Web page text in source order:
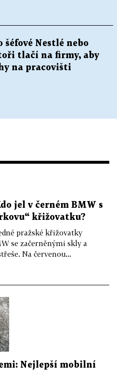
Nestlé nebo
tlačí na firmy, aby
na pracovišti
jel v černém BMW s
křižovatku?
pražské křižovatky
se začerněnými skly a
Na červenou...
Nejlepší mobilní